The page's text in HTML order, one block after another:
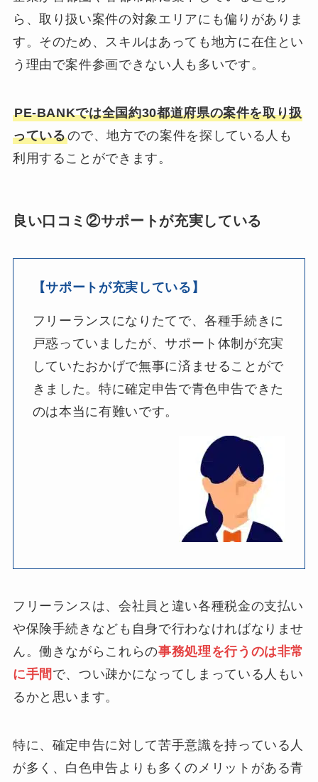
ら、取り扱い案件の対象エリアにも偏りがありま
す。そのため、スキルはあっても地方に在住とい
う理由で案件参画できない人も多いです。
PE-BANKでは全国約30都道府県の案件を取り扱
っているので、地方での案件を探している人も
利用することができます。
良い口コミ②サポートが充実している
【サポートが充実している】
フリーランスになりたてで、各種手続きに
戸惑っていましたが、サポート体制が充実
していたおかげで無事に済ませることがで
きました。特に確定申告で青色申告できた
のは本当に有難いです。
フリーランスは、会社員と違い各種税金の支払い
や保険手続きなども自身で行わなければなりませ
ん。働きながらこれらの事務処理を行うのは非常
に手間 で、つい疎かになってしまっている人もい
るかと思います。
特に、確定申告に対して苦手意識を持っている人
が多く、白色申告よりも多くのメリットがある青